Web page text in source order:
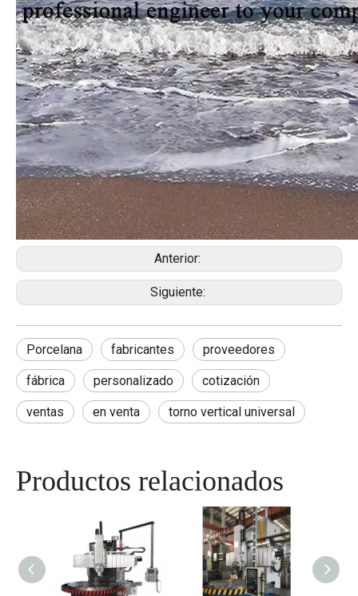
Anterior:
Siguiente:
Porcelana fabricantes proveedores
fábrica personalizado cotización
ventas en venta torno vertical universal
Productos relacionados